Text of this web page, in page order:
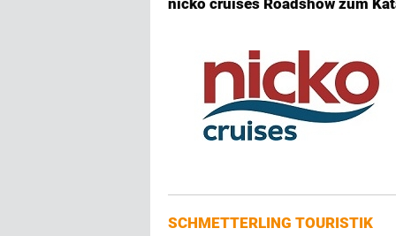
nicko cruises Roadshow zum
SCHMETTERLING TOURISTIK